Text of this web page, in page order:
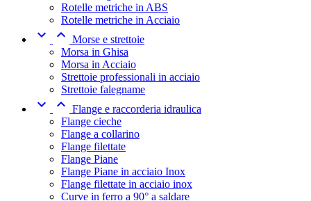
Rotelle metriche in ABS
Rotelle metriche in Acciaio
  Morse e strettoie
Morsa in Ghisa
Morsa in Acciaio
Strettoie professionali in acciaio
Strettoie falegname
  Flange e raccorderia idraulica
Flange cieche
Flange a collarino
Flange filettate
Flange Piane
Flange Piane in acciaio Inox
Flange filettate in acciaio inox
Curve in ferro a 90° a saldare